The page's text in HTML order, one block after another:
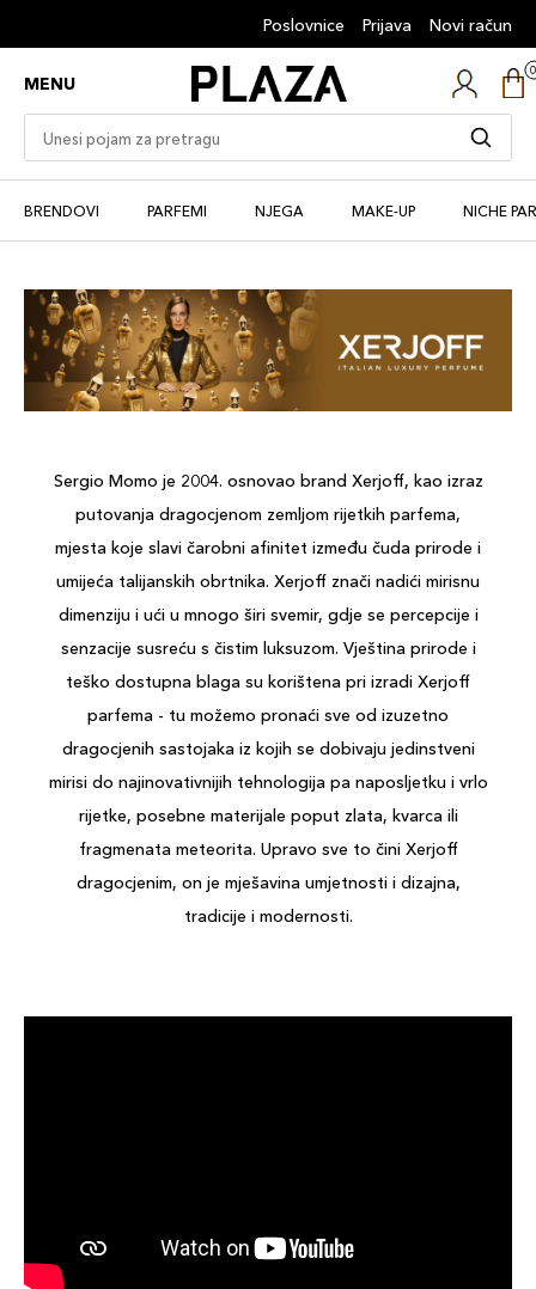
Poslovnice Prijava Novi račun
MENU
BRENDOVI PARFEMI NJEGA MAKE-UP NICHE
Sergio Momo je 2004. osnovao brand Xerjoff, kao izraz
putovanja dragocjenom zemljom rijetkih parfema,
mjesta koje slavi čarobni afinitet između čuda prirode i
umijeća talijanskih obrtnika. Xerjoff znači nadići mirisnu
dimenziju i ući u mnogo širi svemir, gdje se percepcije i
senzacije susreću s čistim luksuzom. Vještina prirode i
teško dostupna blaga su korištena pri izradi Xerjoff
parfema - tu možemo pronaći sve od izuzetno
dragocjenih sastojaka iz kojih se dobivaju jedinstveni
mirisi do najinovativnijih tehnologija pa naposljetku i vrlo
rijetke, posebne materijale poput zlata, kvarca ili
fragmenata meteorita. Upravo sve to čini Xerjoff
dragocjenim, on je mješavina umjetnosti i dizajna,
tradicije i modernosti.